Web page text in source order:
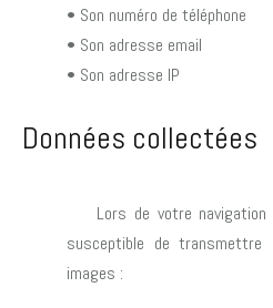
• Son numéro de téléphone
• Son adresse email
• Son adresse IP
Données collectées
Lors de votre navigation
susceptible de
images :